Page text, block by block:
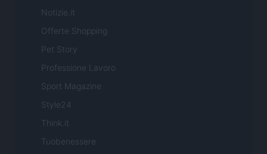
Notizie.it
Offerte Shopping
Pet Story
Professione Lavoro
Sport Magazine
Style24
Think.it
Tuobenessere